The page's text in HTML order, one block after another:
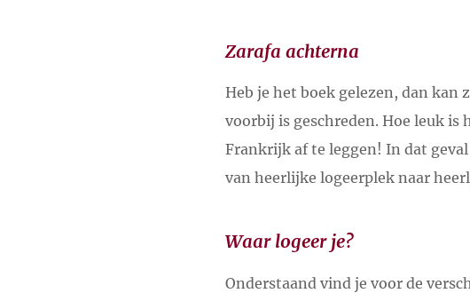
Zarafa achterna
Heb je het boek gelezen, dan kan
voorbij is geschreden. Hoe leuk is
Frankrijk af te leggen! In dat
van heerlijke logeerplek naar
Waar logeer je?
Onderstaand vind je voor de